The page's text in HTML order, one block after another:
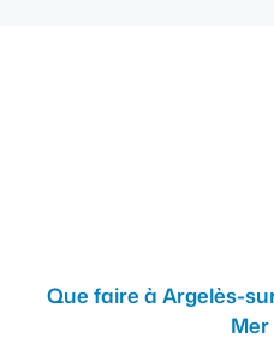
Que faire à Argelès-
Mer